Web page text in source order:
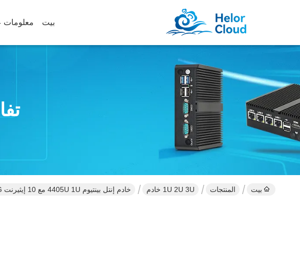
بيت معلومات
بيت المنتجات 1U 2U 3U خادم خادم إنتل بينتيوم 4405U 1U مع 10 إيثيرنت DDR4 32G ذاكرة الوصول العشوائي و Windows 10 لينكس